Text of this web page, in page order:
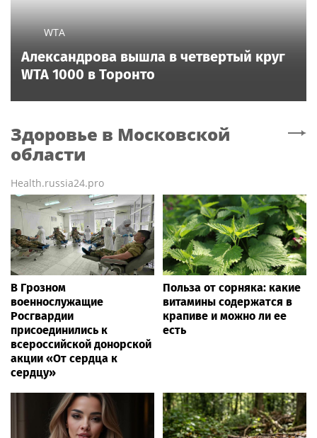
WTA
Александрова вышла в четвертый круг
WTA 1000 в Торонто
Здоровье в Московской
области
Health.russia24.pro
В Грозном
военнослужащие
Росгвардии
присоединились к
всероссийской донорской
акции «От сердца к
сердцу»
Польза от сорняка: какие
витамины содержатся в
крапиве и можно ли ее
есть